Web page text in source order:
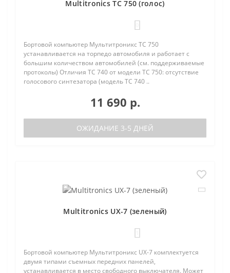
Multitronics TC 750 (голос)
Бортовой компьютер Мультитроникс TC 750
устанавливается на торпедо автомобиля и работает с
большим количеством автомобилей (см. поддерживаемые
протоколы) Отличия TC 740 от модели TC 750: отсутствие
голосового синтезатора (модель TC 740 ..
11 690 р.
ОЖИДАНИЕ 3-5 ДНЕЙ
Multitronics UX-7 (зеленый)
Бортовой компьютер Мультитроникс UX-7 комплектуется
двумя типами съемных передних панелей,
устанавливается в место свободного выключателя. Может